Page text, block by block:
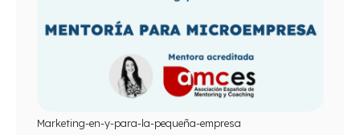
Marketing-en-y-para-la-pequeña-empresa